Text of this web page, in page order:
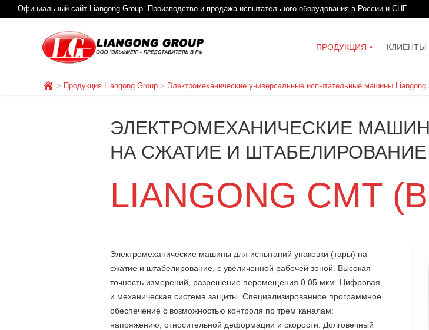
Официальный сайт Liangong Group. Производство и продажа испытательного оборудования в России и СНГ
ПРОДУКЦИЯ КЛИЕНТЫ
> Продукция Liangong Group > Электромеханические универсальные испытательные машины Liangong
ЭЛЕКТРОМЕХАНИЧЕСКИЕ
НА СЖАТИЕ И ШТАБЕЛИРОВАНИЕ
LIANGONG CMT
Электромеханические машины для испытаний упаковки (тары) на
сжатие и штабелирование, с увеличенной рабочей зоной. Высокая
точность измерений, разрешение перемещения 0,05 мкм. Цифровая
и механическая система защиты. Специализированное программное
обеспечение с возможностью контроля по трем каналам:
напряжению, относительной деформации и скорости. Долговечный